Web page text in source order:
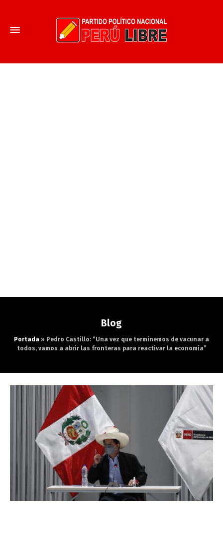
Blog
Portada » Pedro Castillo: “Una vez que terminemos de vacunar a
todos, vamos a abrir las fronteras para reactivar la economía”